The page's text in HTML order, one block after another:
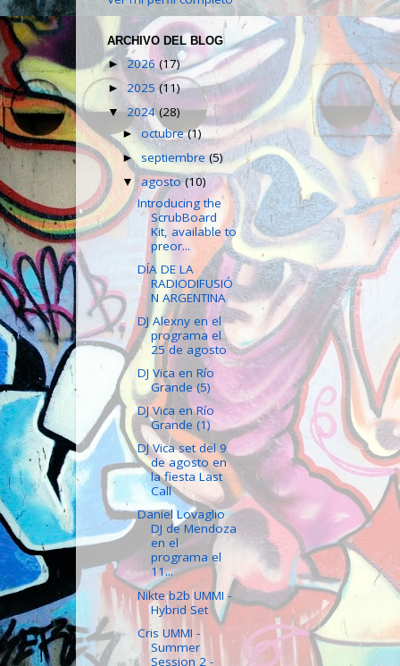
ARCHIVO DEL BLOG
► 2026(17)
► 2025(11)
▼ 2024(28)
►octubre(1)
►septiembre(5)
▼agosto(10)
Introducing the
ScrubBoard
Kit, available to
preor...
DÍA DE LA
RADIODIFUSIÓ
N ARGENTINA
DJ Alexny en el
programa el
25 de agosto
DJ Vica en Río
Grande (5)
DJ Vica en Río
Grande (1)
DJ Vica set del 9
de agosto en
la fiesta Last
Call
Daniel Lovaglio
DJ de Mendoza
en el
programa el
11...
Nikte b2b UMMI -
Hybrid Set
Cris UMMI -
Summer
Session 2 -